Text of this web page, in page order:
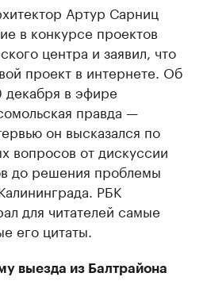
Артур Сарниц
в конкурсе проектов
центра и заявил, что
проект в интернете. Об
декабря в эфире
правда —
он высказался по
вопросов от дискуссии
до решения проблемы
РБК
для читателей самые
его цитаты.
выезда из Балтрайона